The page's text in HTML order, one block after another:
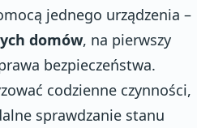
jednego urządzenia –
domów, na pierwszy
bezpieczeństwa.
codzienne czynności,
sprawdzanie stanu